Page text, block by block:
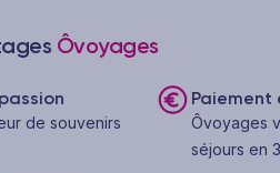
Ôvoyages
de souvenirs
Paiement
Ôvoyages
séjours en